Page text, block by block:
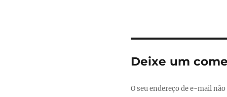
Deixe um
O seu endereço de e-mail